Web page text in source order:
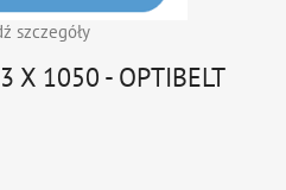
szczegóły
X 1050 - OPTIBELT